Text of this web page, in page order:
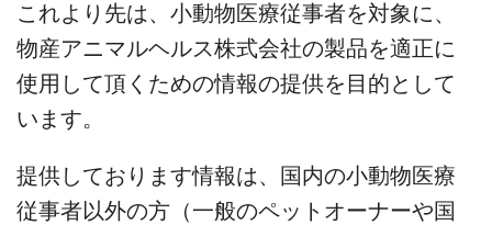
これより先は、小動物医療従事者を対象に、
物産アニマルヘルス株式会社の製品を適正に
使用して頂くための情報の提供を目的として
います。
提供しております情報は、国内の小動物医療
従事者以外の方（一般のペットオーナーや国